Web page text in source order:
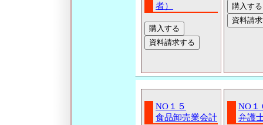
者）
NO１５
食品卸売業会計
NO１
弁護